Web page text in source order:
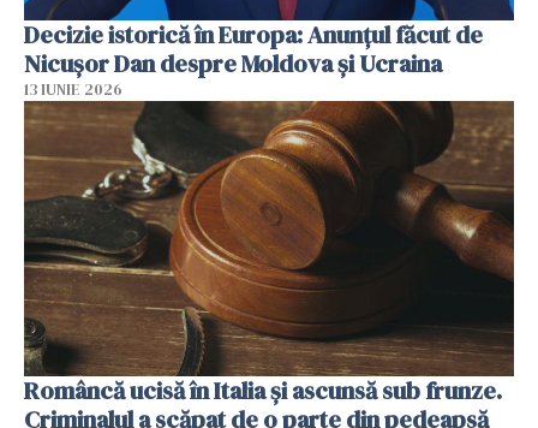
Decizie istorică în Europa: Anunțul făcut de
Nicușor Dan despre Moldova și Ucraina
13 IUNIE 2026
Româncă ucisă în Italia și ascunsă sub frunze.
Criminalul a scăpat de o parte din pedeapsă